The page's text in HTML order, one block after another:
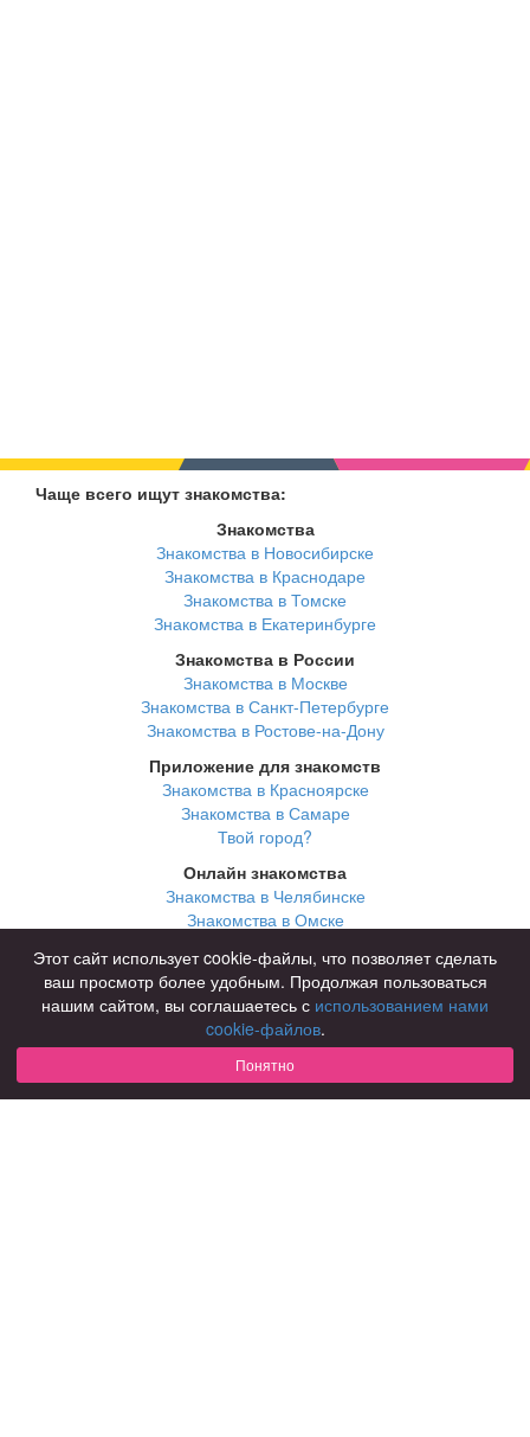
Чаще всего ищут знакомства:
Знакомства
Знакомства в Новосибирске
Знакомства в Краснодаре
Знакомства в Томске
Знакомства в Екатеринбурге
Знакомства в России
Знакомства в Москве
Знакомства в Санкт-Петербурге
Знакомства в Ростове-на-Дону
Приложение для знакомств
Знакомства в Красноярске
Знакомства в Самаре
Твой город?
Онлайн знакомства
Знакомства в Челябинске
Знакомства в Омске
Для чего
для брака и создания семьи
для любви и с/о
для дружбы
для взрослых
Этот сайт использует cookie-файлы, что позволяет сделать
ваш просмотр более удобным. Продолжая пользоваться
нашим сайтом, вы соглашаетесь с использованием нами
cookie-файлов.
Понятно